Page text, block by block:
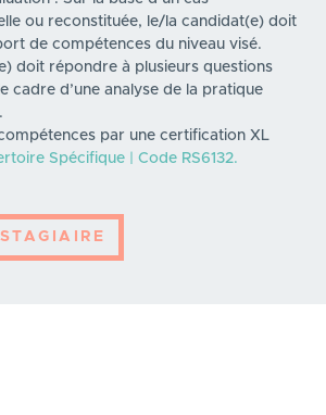
ou reconstituée, le/la candidat(e) doit
de compétences du niveau visé.
doit répondre à plusieurs questions
cadre d’une analyse de la pratique
par une certification XL
Spécifique | Code RS6132.